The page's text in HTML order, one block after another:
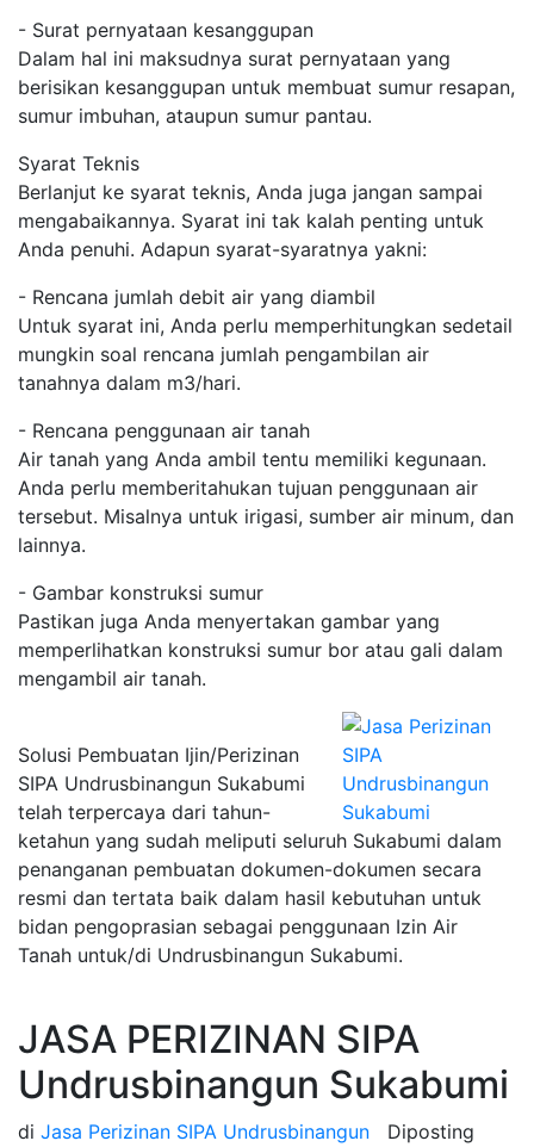
- Surat pernyataan kesanggupan
Dalam hal ini maksudnya surat pernyataan yang
berisikan kesanggupan untuk membuat sumur resapan,
sumur imbuhan, ataupun sumur pantau.
Syarat Teknis
Berlanjut ke syarat teknis, Anda juga jangan sampai
mengabaikannya. Syarat ini tak kalah penting untuk
Anda penuhi. Adapun syarat-syaratnya yakni:
- Rencana jumlah debit air yang diambil
Untuk syarat ini, Anda perlu memperhitungkan sedetail
mungkin soal rencana jumlah pengambilan air
tanahnya dalam m3/hari.
- Rencana penggunaan air tanah
Air tanah yang Anda ambil tentu memiliki kegunaan.
Anda perlu memberitahukan tujuan penggunaan air
tersebut. Misalnya untuk irigasi, sumber air minum, dan
lainnya.
- Gambar konstruksi sumur
Pastikan juga Anda menyertakan gambar yang
memperlihatkan konstruksi sumur bor atau gali dalam
mengambil air tanah.
Solusi Pembuatan Ijin/Perizinan
SIPA Undrusbinangun Sukabumi
telah terpercaya dari tahun-
ketahun yang sudah meliputi seluruh Sukabumi dalam
penanganan pembuatan dokumen-dokumen secara
resmi dan tertata baik dalam hasil kebutuhan untuk
bidan pengoprasian sebagai penggunaan Izin Air
Tanah untuk/di Undrusbinangun Sukabumi.
JASA PERIZINAN SIPA
Undrusbinangun Sukabumi
di Jasa Perizinan SIPA Undrusbinangun
Diposting